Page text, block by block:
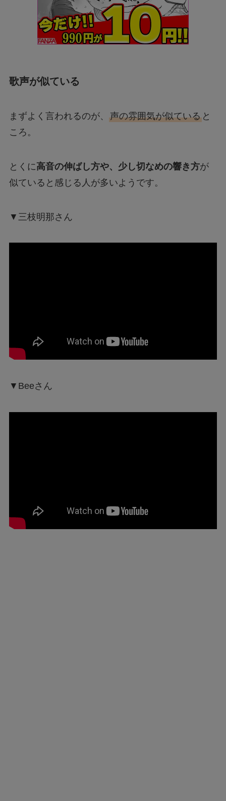
歌声が似ている
まずよく言われるのが、 声の雰囲気が似ていると
ころ。
とくに高音の伸ばし方や、少し切なめの響き方が
似ていると感じる人が多いようです。
▼三枝明那さん
▼Beeさん